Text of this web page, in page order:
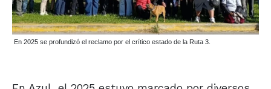
En 2025 se profundizó el reclamo por el crítico estado de la Ruta 3.